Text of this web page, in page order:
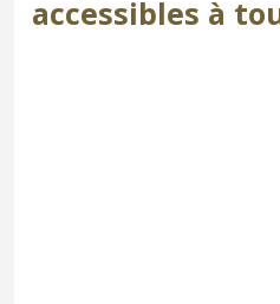
accessibles à